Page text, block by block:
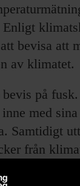
bevisa att
av klimatet.
på
med
Samtidigt
från